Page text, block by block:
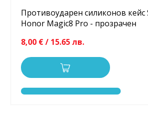
Противоударен силиконов кейс
Honor Magic8 Pro - прозрачен
8,00 € / 15.65 лв.